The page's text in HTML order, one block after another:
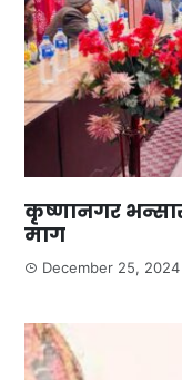
कृष्णानगर
माग
December 25, 2024